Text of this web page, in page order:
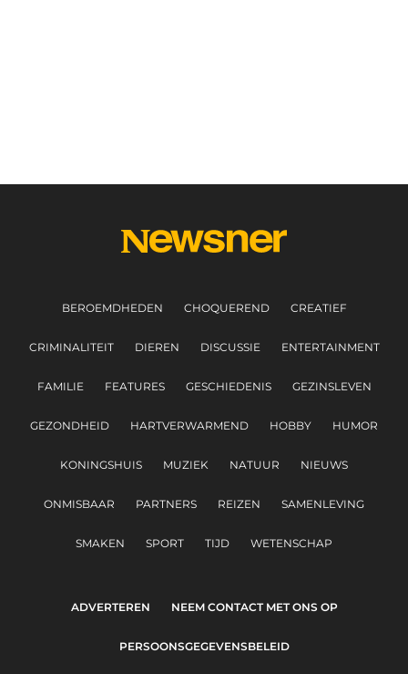
BEROEMDHEDEN CHOQUEREND CREATIEF
CRIMINALITEIT DIEREN DISCUSSIE ENTERTAINMENT
FAMILIE FEATURES GESCHIEDENIS GEZINSLEVEN
GEZONDHEID HARTVERWARMEND HOBBY HUMOR
KONINGSHUIS MUZIEK NATUUR NIEUWS
ONMISBAAR PARTNERS REIZEN SAMENLEVING
SMAKEN SPORT TIJD WETENSCHAP
ADVERTEREN NEEM CONTACT MET ONS OP
PERSOONSGEGEVENSBELEID